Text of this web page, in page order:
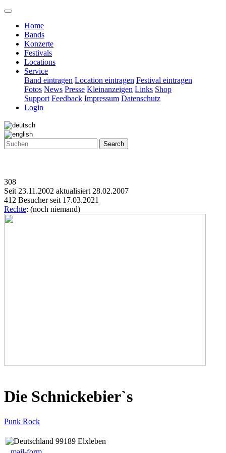
Home
Bands
Konzerte
Festivals
Locations
Service
Band eintragen Location eintragen Festival eintragen
Fotos News Presse Kleinanzeigen Links Shop
Support Feedback Impressum Datenschutz
Login
Search
308
Seit 23.11.2002 aktualisiert 28.02.2007
412 Besucher seit 17.03.2021
Rechte: (noch niemand)
Die Schnickebier`s
Punk Rock
99189 Elxleben